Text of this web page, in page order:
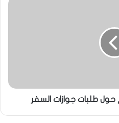
حول طلبات جوازات السفر